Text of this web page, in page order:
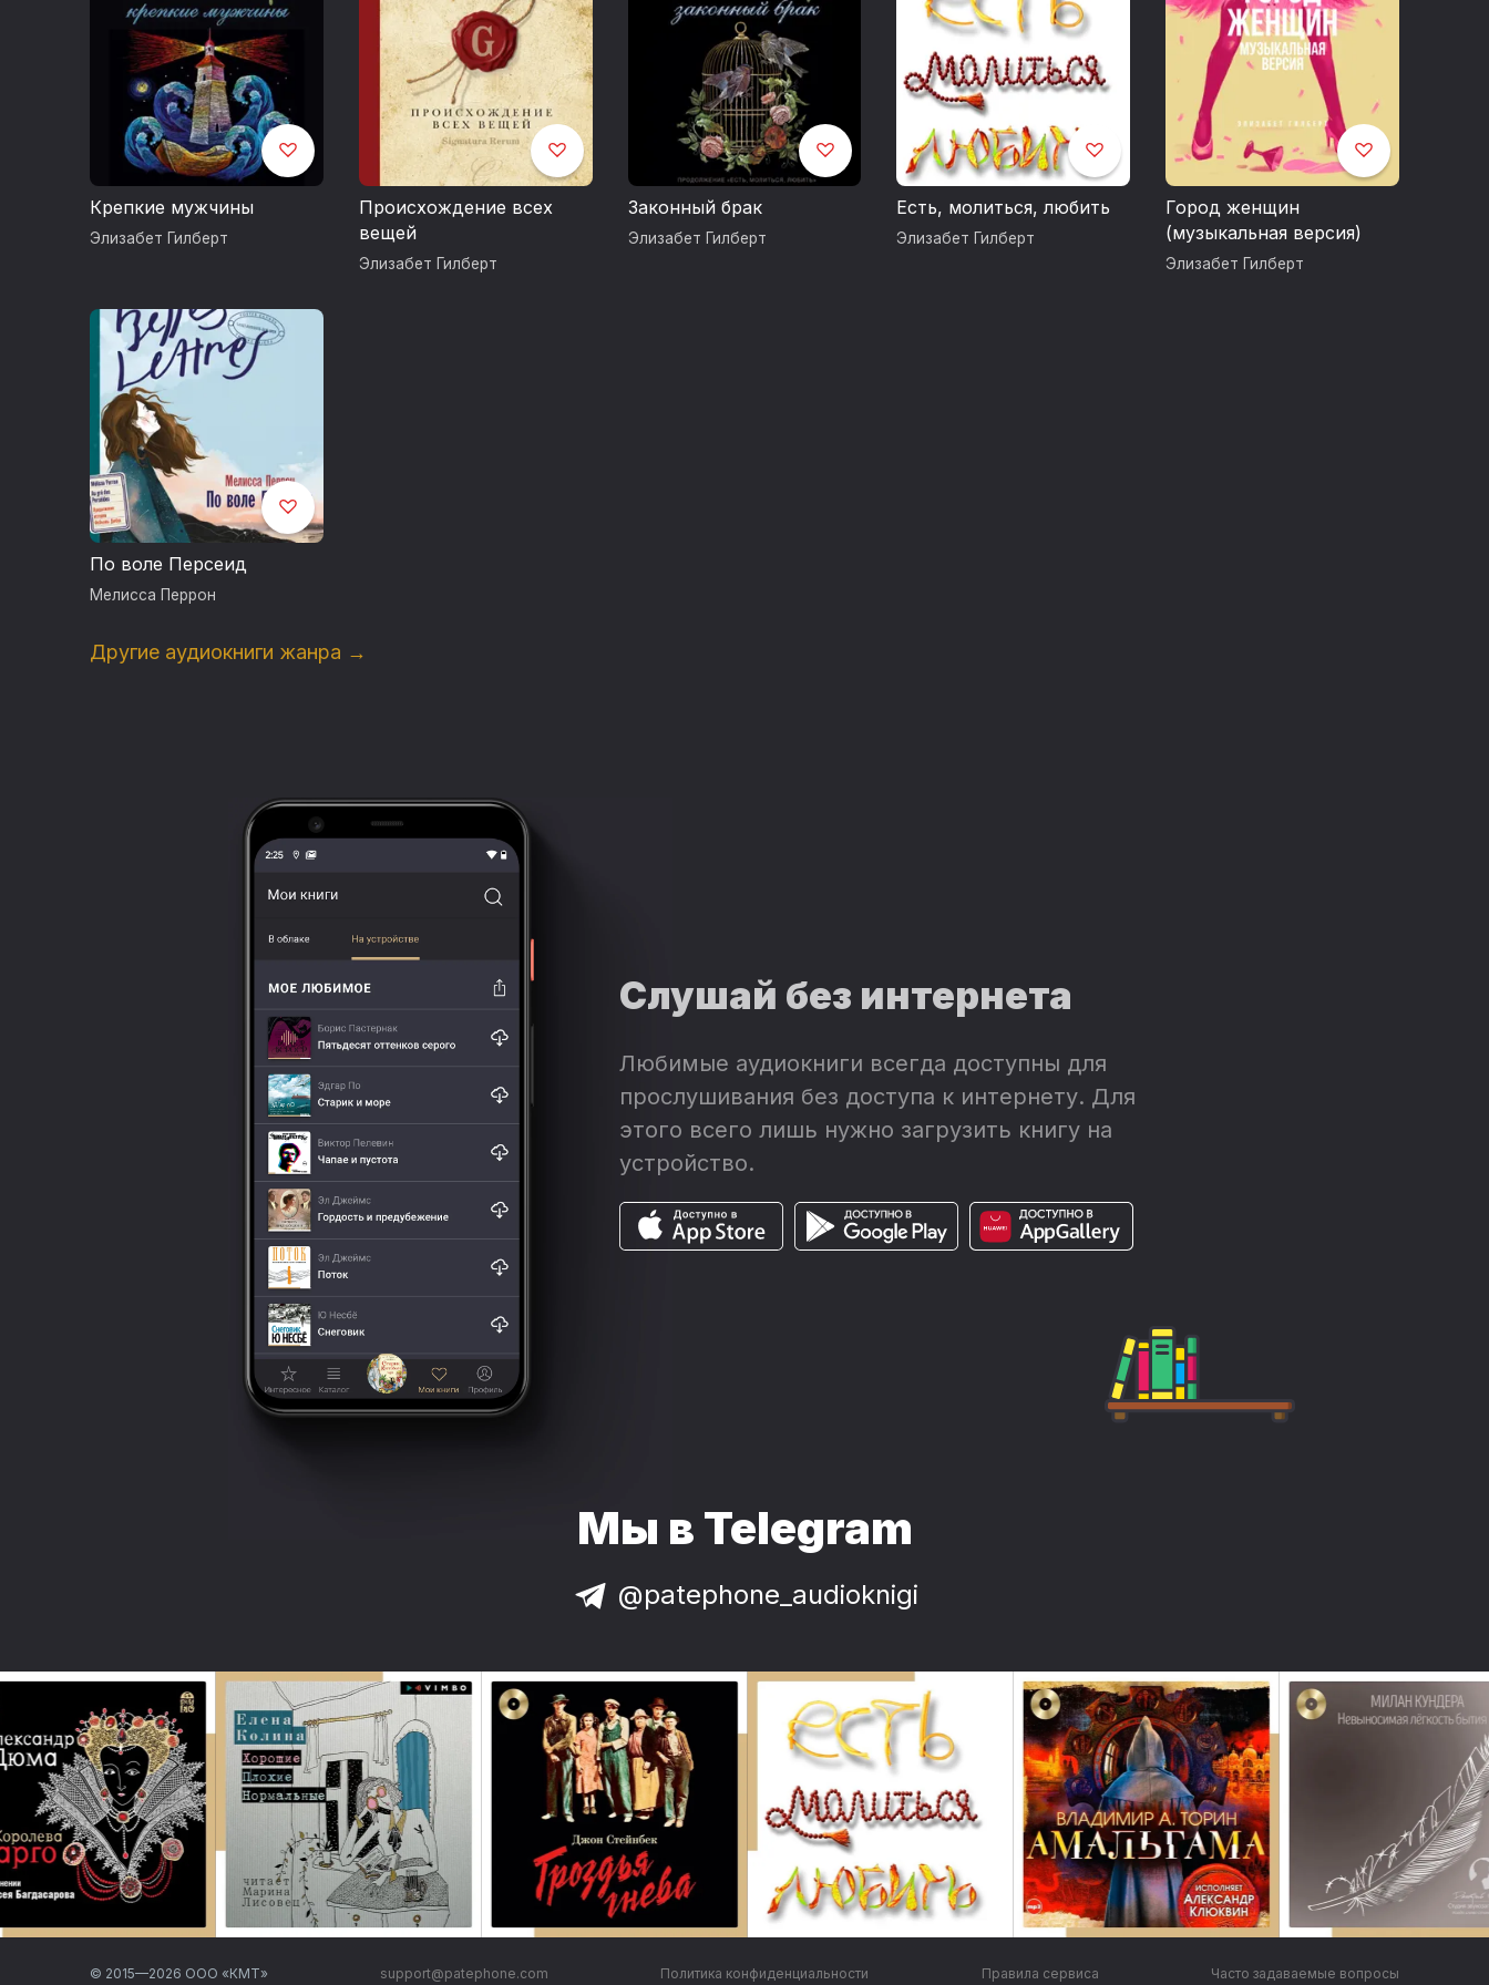
Крепкие мужчины
Элизабет Гилберт
Происхождение всех
вещей
Элизабет Гилберт
Законный брак
Элизабет Гилберт
Есть, молиться, любить
Элизабет Гилберт
Город женщин
(музыкальная версия)
Элизабет Гилберт
По воле Персеид
Мелисса Перрон
Другие аудиокниги жанра →
Слушай без интернета
Любимые аудиокниги всегда доступны для
прослушивания без доступа к интернету. Для
этого всего лишь нужно загрузить книгу на
устройство.
Мы в Telegram
@patephone_audioknigi
© 2015—2026 ООО «КМТ» support@patephone.com Политика конфиденциальности Правила сервиса Часто задаваемые вопросы